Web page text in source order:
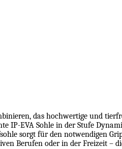
das hochwertige und
IP-EVA Sohle in der Stufe
sorgt für den notwendigen
Berufen oder in der Freizeit –